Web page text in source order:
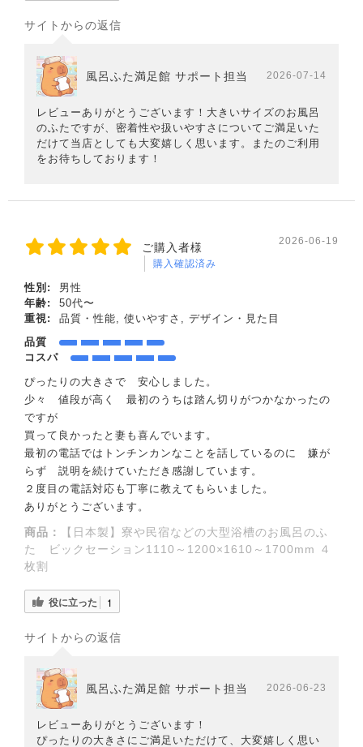
サイトからの返信
風呂ふた満足館 サポート担当 2026-07-14
レビューありがとうございます！大きいサイズのお風呂
のふたですが、密着性や扱いやすさについてご満足いた
だけて当店としても大変嬉しく思います。またのご利用
をお待ちしております！
ご購入者様
購入確認済み
2026-06-19
性別:
男性
年齢:
50代〜
重視:
品質・性能, 使いやすさ, デザイン・見た目
品質
コスパ
ぴったりの大きさで 安心しました。
少々 値段が高く 最初のうちは踏ん切りがつかなかったの
ですが
買って良かったと妻も喜んでいます。
最初の電話ではトンチンカンなことを話しているのに 嫌が
らず 説明を続けていただき感謝しています。
２度目の電話対応も丁寧に教えてもらいました。
ありがとうございます。
商品：
【日本製】寮や民宿などの大型浴槽のお風呂のふ
た ビックセーション1110～1200×1610～1700mm ４
枚割
役に立った 1
サイトからの返信
風呂ふた満足館 サポート担当 2026-06-23
レビューありがとうございます！
ぴったりの大きさにご満足いただけて、大変嬉しく思い